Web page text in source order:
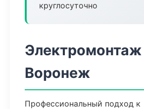
круглосуточно
Электромонтаж
Воронеж
Профессиональный подход к